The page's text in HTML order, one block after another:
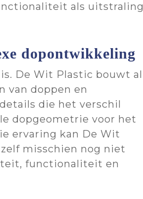
als uitstraling
dopontwikkeling
De Wit Plastic bouwt al
van doppen en
die het verschil
dopgeometrie voor het
ervaring kan De Wit
misschien nog niet
functionaliteit en